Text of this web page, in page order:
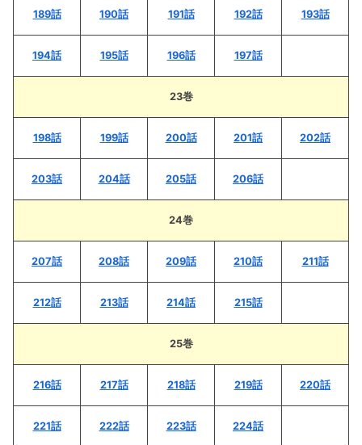
189話 190話 191話 192話 193話
194話 195話 196話 197話
23巻
198話 199話 200話 201話 202話
203話 204話 205話 206話
24巻
207話 208話 209話 210話 211話
212話 213話 214話 215話
25巻
216話 217話 218話 219話 220話
221話 222話 223話 224話